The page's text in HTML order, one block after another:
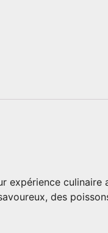
culinaire
des